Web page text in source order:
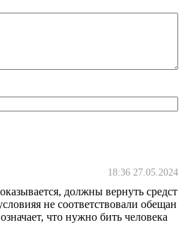
18:36 27.05.2024
должны вернуть средст
не соответствовали обещан
что нужно бить человека